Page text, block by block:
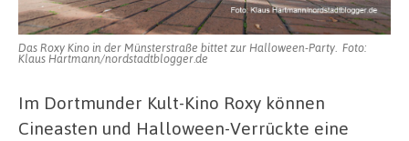
Das Roxy Kino in der Münsterstraße bittet zur Halloween-Party. Foto:
Klaus Hartmann/nordstadtblogger.de
Im Dortmunder Kult-Kino Roxy können
Cineasten und Halloween-Verrückte eine